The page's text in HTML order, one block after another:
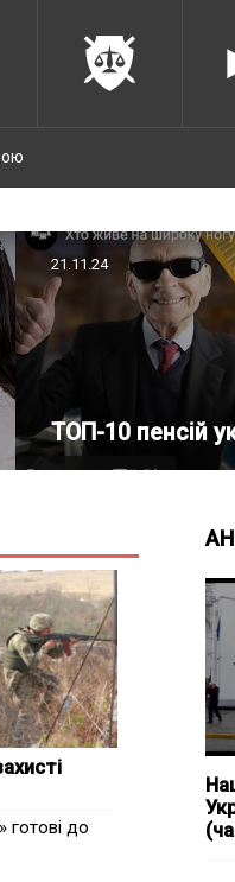
21.11.24
ТОП-10 пенсій
готові до